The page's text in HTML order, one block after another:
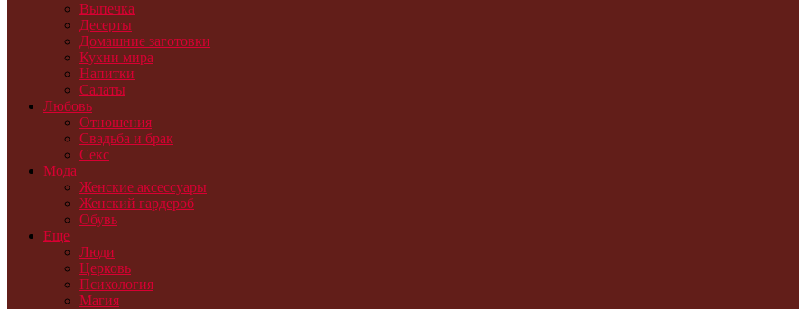
Выпечка
Десерты
Домашние заготовки
Кухни мира
Напитки
Салаты
Любовь
Отношения
Свадьба и брак
Секс
Мода
Женские аксессуары
Женский гардероб
Обувь
Еще
Люди
Церковь
Психология
Магия